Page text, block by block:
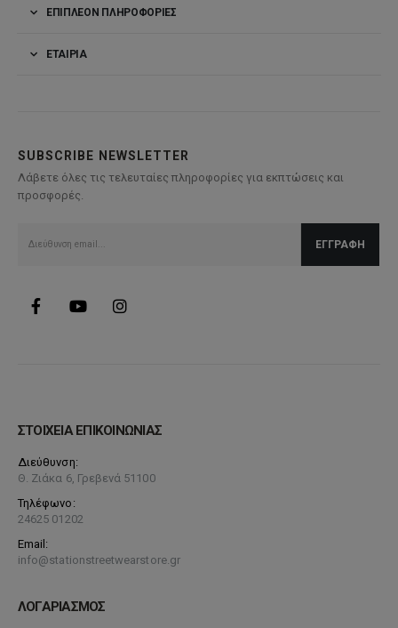
ΕΠΙΠΛΈΟΝ ΠΛΗΡΟΦΟΡΊΕΣ
ΕΤΑΙΡΊΑ
SUBSCRIBE NEWSLETTER
Λάβετε όλες τις τελευταίες πληροφορίες για εκπτώσεις και
προσφορές.
ΣΤΟΙΧΕΙΑ ΕΠΙΚΟΙΝΩΝΙΑΣ
Διεύθυνση:
Θ. Ζιάκα 6, Γρεβενά 51100
Τηλέφωνο:
24625 01202
Email:
info@stationstreetwearstore.gr
ΛΟΓΑΡΙΑΣΜΟΣ